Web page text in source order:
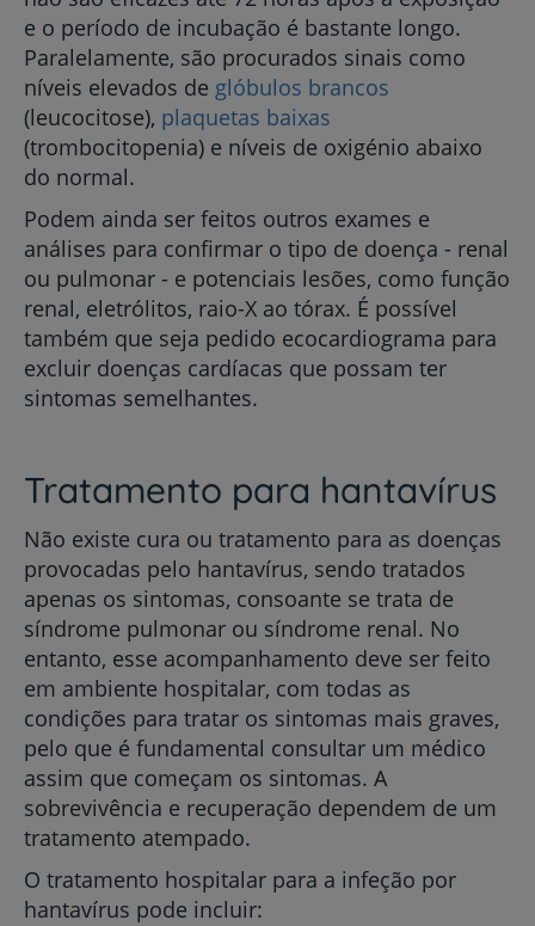
e o período de incubação é bastante longo.
Paralelamente, são procurados sinais como
níveis elevados de glóbulos brancos
(leucocitose), plaquetas baixas
(trombocitopenia) e níveis de oxigénio abaixo
do normal.
Podem ainda ser feitos outros exames e
análises para confirmar o tipo de doença - renal
ou pulmonar - e potenciais lesões, como função
renal, eletrólitos, raio-X ao tórax. É possível
também que seja pedido ecocardiograma para
excluir doenças cardíacas que possam ter
sintomas semelhantes.
Tratamento para hantavírus
Não existe cura ou tratamento para as doenças
provocadas pelo hantavírus, sendo tratados
apenas os sintomas, consoante se trata de
síndrome pulmonar ou síndrome renal. No
entanto, esse acompanhamento deve ser feito
em ambiente hospitalar, com todas as
condições para tratar os sintomas mais graves,
pelo que é fundamental consultar um médico
assim que começam os sintomas. A
sobrevivência e recuperação dependem de um
tratamento atempado.
O tratamento hospitalar para a infeção por
hantavírus pode incluir: